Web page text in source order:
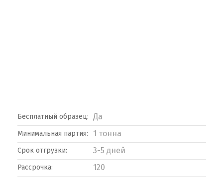
Бесплатный образец: Да
Минимальная партия: 1 тонна
Срок отгрузки: 3-5 дней
Рассрочка: 120